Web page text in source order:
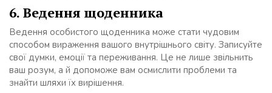
6. Ведення щоденника
Ведення особистого щоденника може стати чудовим
способом вираження вашого внутрішнього світу. Записуйте
свої думки, емоції та переживання. Це не лише звільнить
ваш розум, а й допоможе вам осмислити проблеми та
знайти шляхи їх вирішення.